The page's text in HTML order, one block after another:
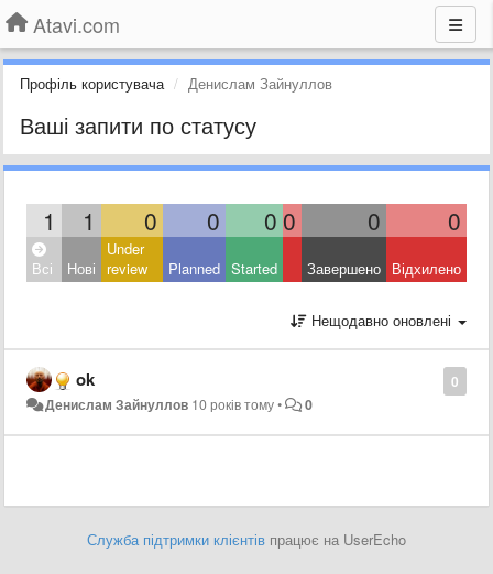
Atavi.com
Профіль користувача Денислам Зайнуллов
Ваші запити по статусу
1 1 0 0 0 0 0 0
Всі Нові
Under
review
Planned Started Завершено Відхилено
Нещодавно оновлені
0
ok
Денислам Зайнуллов 10 років тому• 0
Служба підтримки клієнтів працює на UserEcho